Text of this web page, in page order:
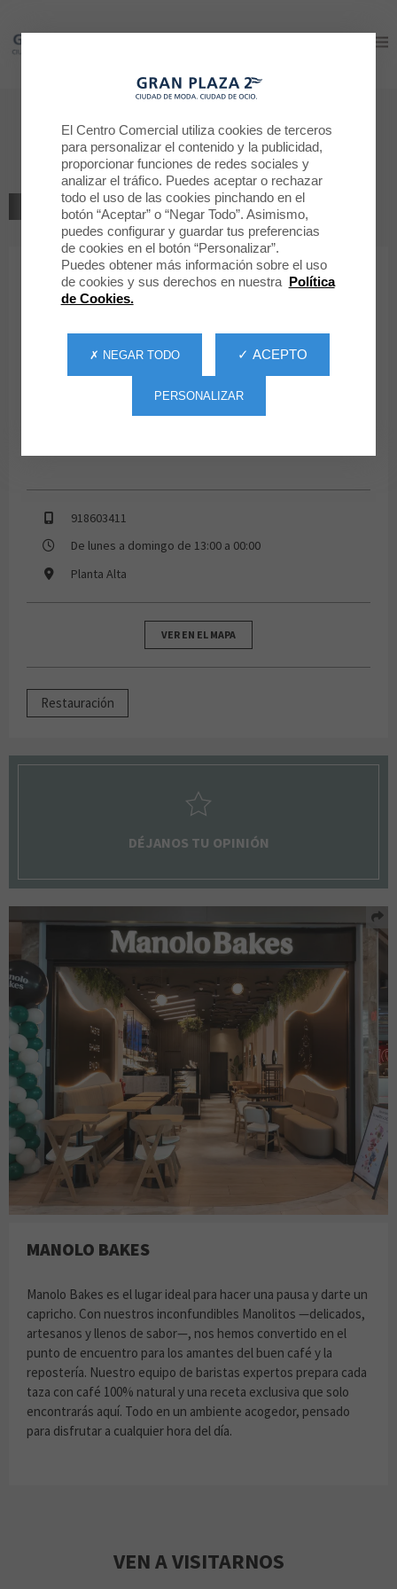
Gran Plaza 2
Nuestros restaurantes
Manolo Bakes
VOLVER AL LISTADO
RESTAURACIÓN
Manolo Bakes
918603411
De lunes a domingo de 13:00 a 00:00
Planta Alta
VER EN EL MAPA
Restauración
DÉJANOS TU OPINIÓN
MANOLO BAKES
Manolo Bakes es el lugar ideal para hacer una pausa y darte un
capricho. Con nuestros inconfundibles Manolitos —delicados,
artesanos y llenos de sabor—, nos hemos convertido en el
punto de encuentro para los amantes del buen café y la
repostería. Nuestro equipo de baristas expertos prepara cada
taza con café 100% natural y una receta exclusiva que solo
encontrarás aquí. Todo en un ambiente acogedor, pensado
para disfrutar a cualquier hora del día.
VEN A VISITARNOS
Gran Plaza 2
El Centro Comercial utiliza cookies de terceros
para personalizar el contenido y la publicidad,
proporcionar funciones de redes sociales y
analizar el tráfico. Puedes aceptar o rechazar
todo el uso de las cookies pinchando en el
botón “Aceptar” o “Negar Todo”. Asimismo,
puedes configurar y guardar tus preferencias
de cookies en el botón “Personalizar”.
Puedes obtener más información sobre el uso
de cookies y sus derechos en nuestra Política
de Cookies.
✓ ACEPTO
✗ NEGAR TODO
PERSONALIZAR